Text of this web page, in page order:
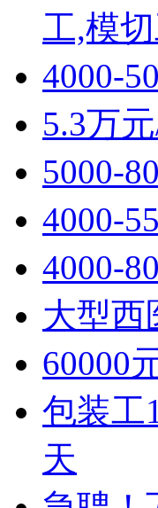
工,模
4000-
5.3万
5000-
4000-
4000-
大型西
60000
包装工
天